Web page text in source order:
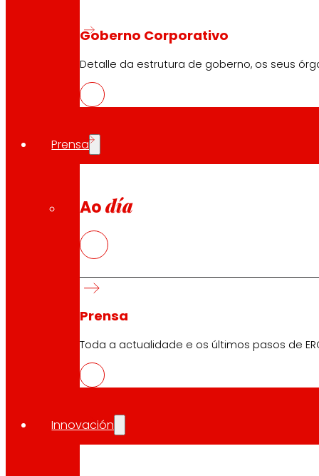
Goberno Corporativo
Detalle da estrutura de goberno, os seus
Prensa
Ao día
Prensa
Toda a actualidade e os últimos pasos de
Innovación